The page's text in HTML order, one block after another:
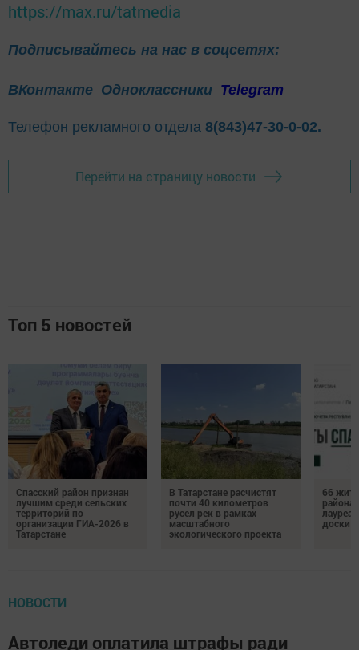
https://max.ru/tatmedia
Подписывайтесь на нас в соцсетях:
ВКонтакте Одноклассники Telegram
Телефон рекламного отдела 8(843)47-30-0-02.
Перейти на страницу новости
Топ 5 новостей
Спасский район признан
лучшим среди сельских
территорий по
организации ГИА-2026 в
Татарстане
В Татарстане расчистят
почти 40 километров
русел рек в рамках
масштабного
экологического проекта
66
района
доски
НОВОСТИ
Автоледи оплатила штрафы ради